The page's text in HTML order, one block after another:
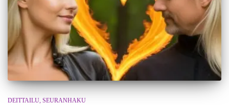
DEITTAILU SEURANHAKU